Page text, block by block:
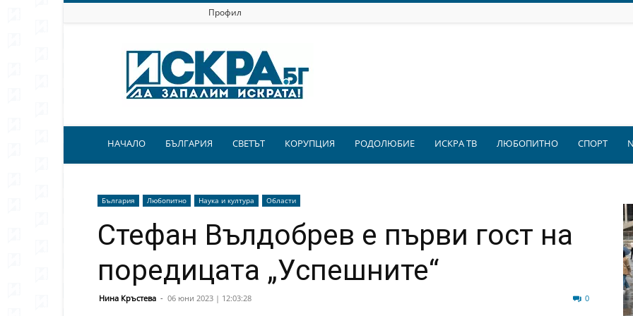
Профил
Искра.бг
НАЧАЛО БЪЛГАРИЯ СВЕТЪТ КОРУПЦИЯ РОДОЛЮБИЕ ИСКРА ТВ ЛЮБОПИТНО СПОРТ
България Любопитно Наука и култура Области
Стефан Вълдобрев е първи гост на
поредицата „Успешните“
Нина Кръстева - 06 юни 2023 | 12:03:28 0